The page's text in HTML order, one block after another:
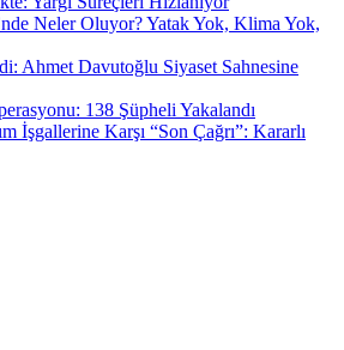
Neler Oluyor? Yatak Yok, Klima Yok,
Ahmet Davutoğlu Siyaset Sahnesine
138 Şüpheli Yakalandı
İşgallerine Karşı “Son Çağrı”: Kararlı